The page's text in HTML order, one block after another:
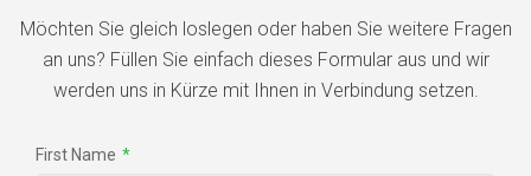
Möchten Sie gleich loslegen oder haben Sie weitere Fragen
an uns? Füllen Sie einfach dieses Formular aus und wir
werden uns in Kürze mit Ihnen in Verbindung setzen.
First Name *